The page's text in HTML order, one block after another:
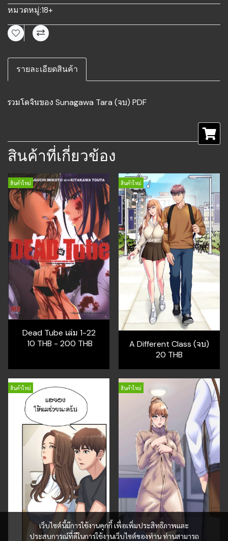
หมวดหมู่:18+
รายละเอียดสินค้า
รวมโดจินของ Sunagawa Tara (จบ) PDF
สินค้าที่เกี่ยวข้อง
สินค้าใหม่
Dead Tube เล่ม 1-22
10 THB - 200 THB
สินค้าใหม่
A Different Class (จบ)
20 THB
สินค้าใหม่ สินค้าใหม่
เว็บไซต์นี้มีการใช้งานคุกกี้ เพื่อเพิ่มประสิทธิภาพและ
ประสบการณ์ที่ดีในการใช้งานเว็บไซต์ของท่าน ท่านสามารถ